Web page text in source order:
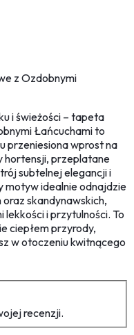
z Ozdobnymi
i świeżości – tapeta
Łańcuchami to
przeniesiona wprost na
hortensji, przeplatane
subtelnej elegancji i
motyw idealnie odnajdzie
skandynawskich,
lekkości i przytulności. To
ciepłem przyrody,
w otoczeniu kwitnącego
recenzji.